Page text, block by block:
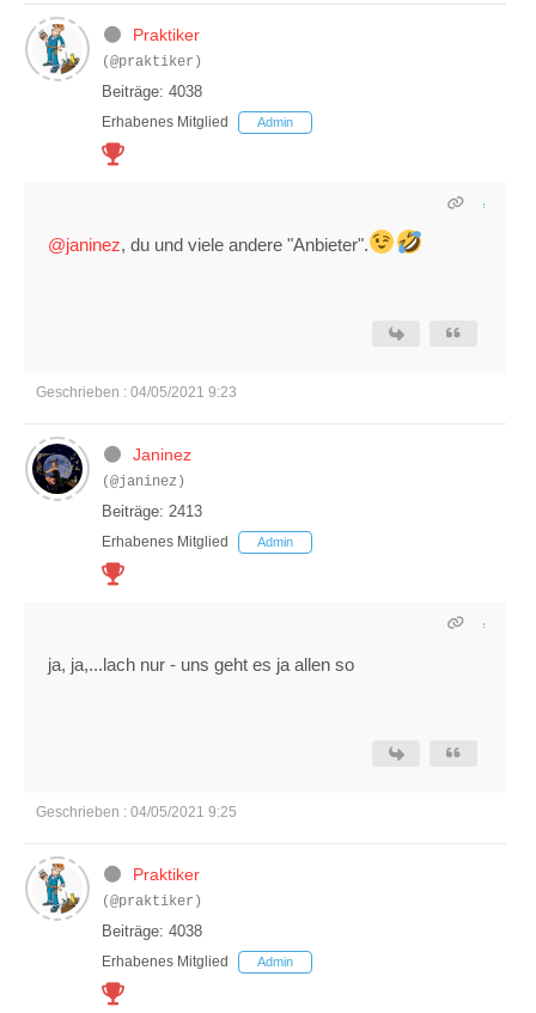
Praktiker
(@praktiker)
Beiträge: 4038
Erhabenes Mitglied Admin
@janinez, du und viele andere "Anbieter".
Geschrieben : 04/05/2021 9:23
Janinez
(@janinez)
Beiträge: 2413
Erhabenes Mitglied Admin
ja, ja,...lach nur - uns geht es ja allen so
Geschrieben : 04/05/2021 9:25
Praktiker
(@praktiker)
Beiträge: 4038
Erhabenes Mitglied Admin